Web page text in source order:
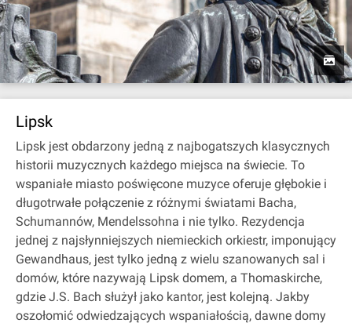
Lipsk
Lipsk jest obdarzony jedną z najbogatszych klasycznych
historii muzycznych każdego miejsca na świecie. To
wspaniałe miasto poświęcone muzyce oferuje głębokie i
długotrwałe połączenie z różnymi światami Bacha,
Schumannów, Mendelssohna i nie tylko. Rezydencja
jednej z najsłynniejszych niemieckich orkiestr, imponujący
Gewandhaus, jest tylko jedną z wielu szanowanych sal i
domów, które nazywają Lipsk domem, a Thomaskirche,
gdzie J.S. Bach służył jako kantor, jest kolejną. Jakby
oszołomić odwiedzających wspaniałością, dawne domy